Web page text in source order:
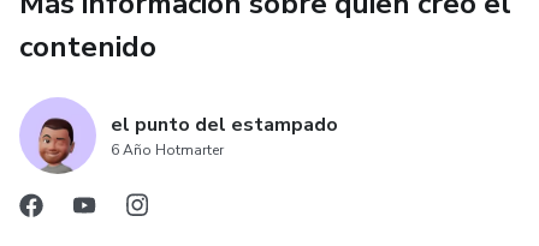
contenido
el punto del estampado
6 Año Hotmarter